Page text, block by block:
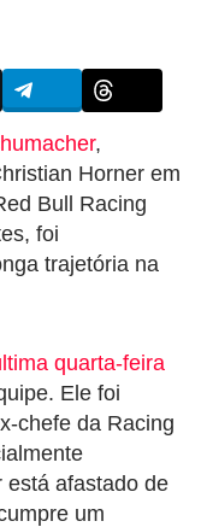
,
Horner em
Bull Racing
foi
trajetória na
quarta-feira
Ele foi
chefe da Racing
está afastado de
um